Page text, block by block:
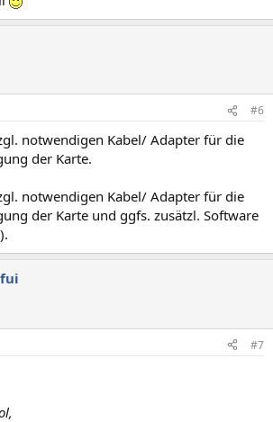
#6
notwendigen Kabel/ Adapter für die
der Karte.
notwendigen Kabel/ Adapter für die
der Karte und ggfs. zusätzl. Software
#7